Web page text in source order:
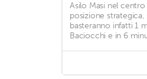
Asilo Masi nel
posizione
basteranno infatti 1
Baciocchi e in 6